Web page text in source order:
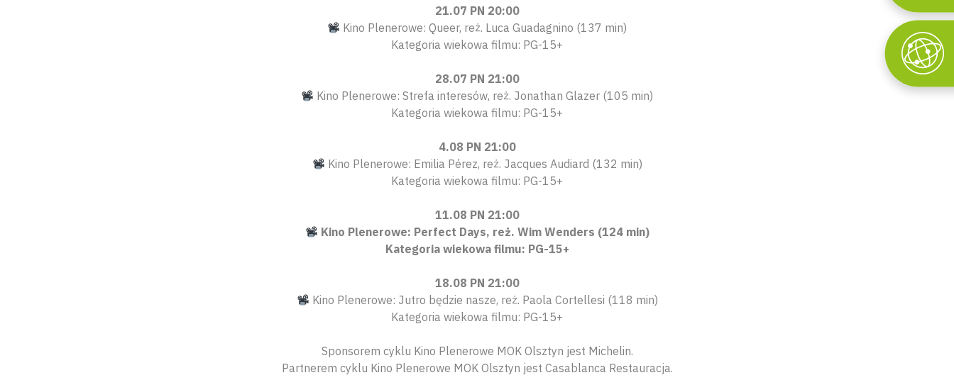
21.07 PN 20:00
Kino Plenerowe: Queer, reż. Luca Guadagnino (137 min)
Kategoria wiekowa filmu: PG-15+
28.07 PN 21:00
Kino Plenerowe: Strefa interesów, reż. Jonathan Glazer (105 min)
Kategoria wiekowa filmu: PG-15+
4.08 PN 21:00
Kino Plenerowe: Emilia Pérez, reż. Jacques Audiard (132 min)
Kategoria wiekowa filmu: PG-15+
11.08 PN 21:00
Kino Plenerowe: Perfect Days, reż. Wim Wenders (124 min)
Kategoria wiekowa filmu: PG-15+
18.08 PN 21:00
Kino Plenerowe: Jutro będzie nasze, reż. Paola Cortellesi (118 min)
Kategoria wiekowa filmu: PG-15+
Sponsorem cyklu Kino Plenerowe MOK Olsztyn jest Michelin.
Partnerem cyklu Kino Plenerowe MOK Olsztyn jest Casablanca Restauracja.